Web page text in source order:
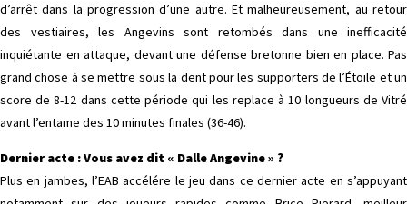
d’arrêt dans la progression d’une autre. Et malheureusement, au retour
des vestiaires, les Angevins sont retombés dans une inefficacité
inquiétante en attaque, devant une défense bretonne bien en place. Pas
grand chose à se mettre sous la dent pour les supporters de l’Étoile et un
score de 8-12 dans cette période qui les replace à 10 longueurs de Vitré
avant l’entame des 10 minutes finales (36-46).
Dernier acte : Vous avez dit « Dalle Angevine » ?
Plus en jambes, l’EAB accélére le jeu dans ce dernier acte en s’appuyant